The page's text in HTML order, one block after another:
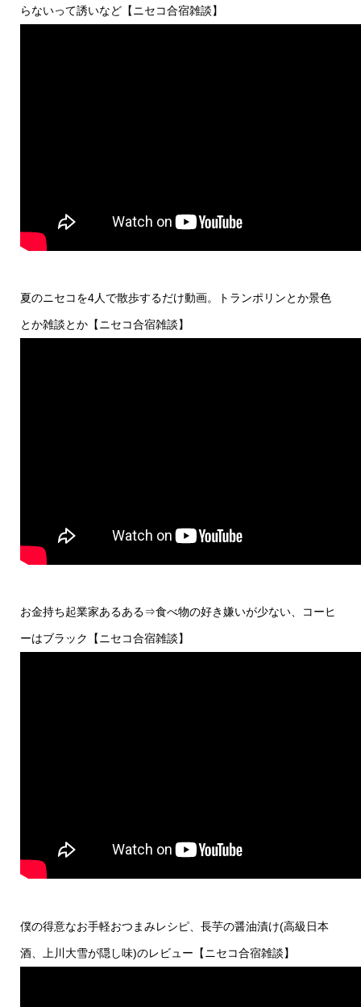
らないって誘いなど【ニセコ合宿雑談】
夏のニセコを4人で散歩するだけ動画。トランポリンとか景色
とか雑談とか【ニセコ合宿雑談】
お金持ち起業家あるある⇒食べ物の好き嫌いが少ない、コーヒ
ーはブラック【ニセコ合宿雑談】
僕の得意なお手軽おつまみレシピ、長芋の醤油漬け(高級日本
酒、上川大雪が隠し味)のレビュー【ニセコ合宿雑談】